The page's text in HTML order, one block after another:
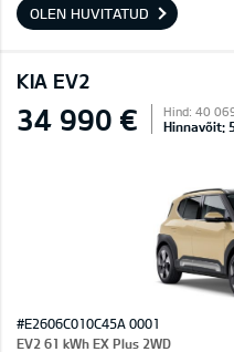
OLEN HUVITATUD
KIA EV2
34 990 € Hind: 40
Hinnavõit:
#E2606C010C45A 0001
EV2 61 kWh EX Plus 2WD